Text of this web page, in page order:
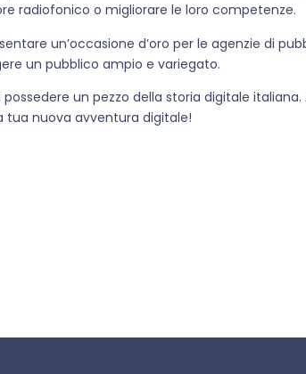
radiofonico o migliorare le loro competenze.
un’occasione d’oro per le agenzie di
un pubblico ampio e variegato.
un pezzo della storia digitale italiana.
nuova avventura digitale!